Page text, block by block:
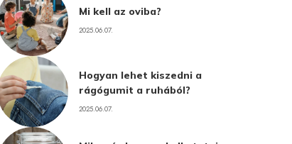
Mi kell az oviba?
2025.06.07.
Hogyan lehet kiszedni a
rágógumit a ruhából?
2025.06.07.